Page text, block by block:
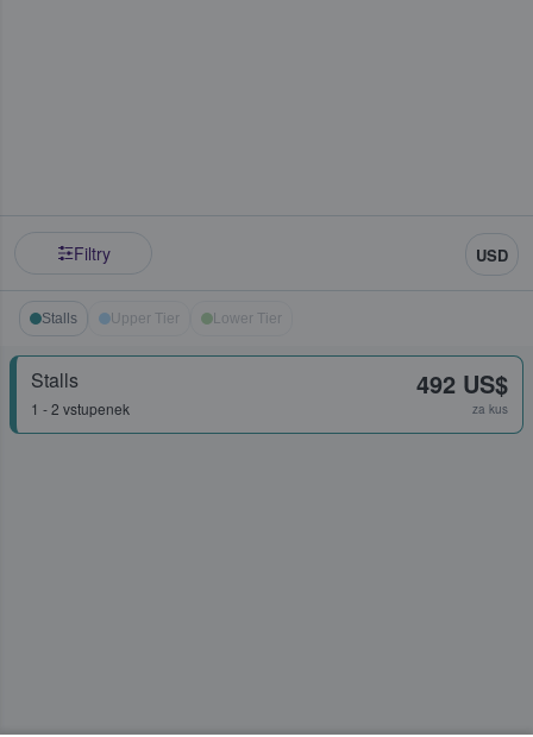
Filtry USD
Stalls Upper Tier Lower Tier
Stalls
1 - 2 vstupenek
492 US$
za kus